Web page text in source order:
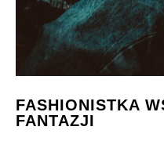
FASHIONISTKA
FANTAZJI